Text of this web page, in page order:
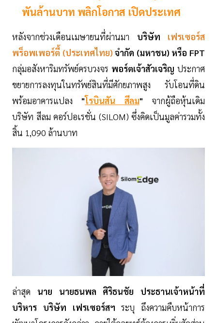
พันล้านบาท พลิกโอกาส เปิดประเทศ
หลังจากช่วงเดือนเมษายนที่ผ่านมา บริษัท เฟรเซอร์ส
พร็อพเพอร์ตี้ (ประเทศไทย)จำกัด (มหาชน) หรือ FPT
กลุ่มอสังหาริมทรัพย์ครบวงจร พอร์ตเจ้าสัวเจริญ ประกาศ
ขยายการลงทุนในทรัพย์สินที่มีศักยภาพสูง รับโอนที่ดิน
พร้อมอาคารแปลง "โรบินสัน สีลม" จากผู้ถือหุ้นเดิม
บริษัท สีลม คอร์ปอเรชั่น (SILOM) ซึ่งคิดเป็นมูลค่ารวมทั้ง
สิ้น 1,090 ล้านบาท
ล่าสุด นาย นายธนพล ศิริธนชัย ประธานเจ้าหน้าที่
บริหาร บริษัท เฟรเซอร์สฯระบุ ถึงความคืบหน้าการ